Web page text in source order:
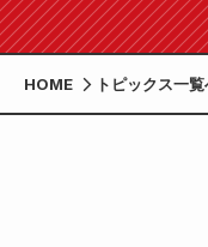
HOME トピックス一